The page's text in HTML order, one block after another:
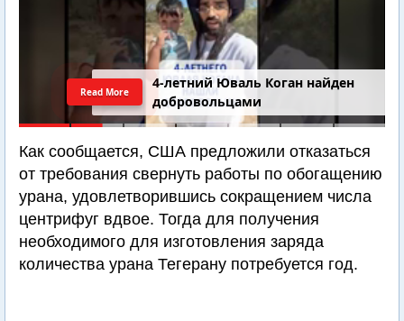
4-летний Юваль Коган найден
добровольцами
Read More
Как сообщается, США предложили отказаться
от требования свернуть работы по обогащению
урана, удовлетворившись сокращением числа
центрифуг вдвое. Тогда для получения
необходимого для изготовления заряда
количества урана Тегерану потребуется год.